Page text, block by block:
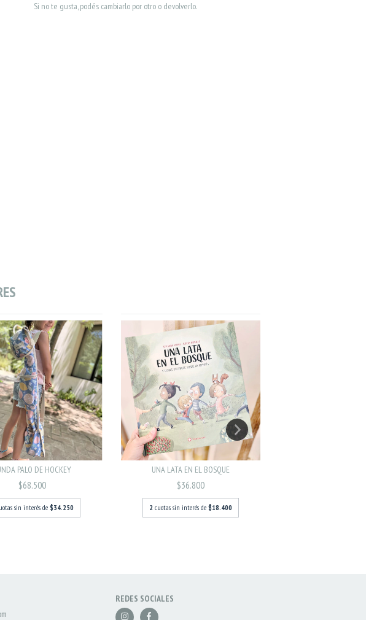
Si no te gusta, podés cambiarlo por otro o devolverlo.
PALO DE HOCKEY
$68.500
sin interés de$34.250
UNA LATA EN EL BOSQUE
$36.800
2 cuotas sin interés de $18.400
REDES SOCIALES